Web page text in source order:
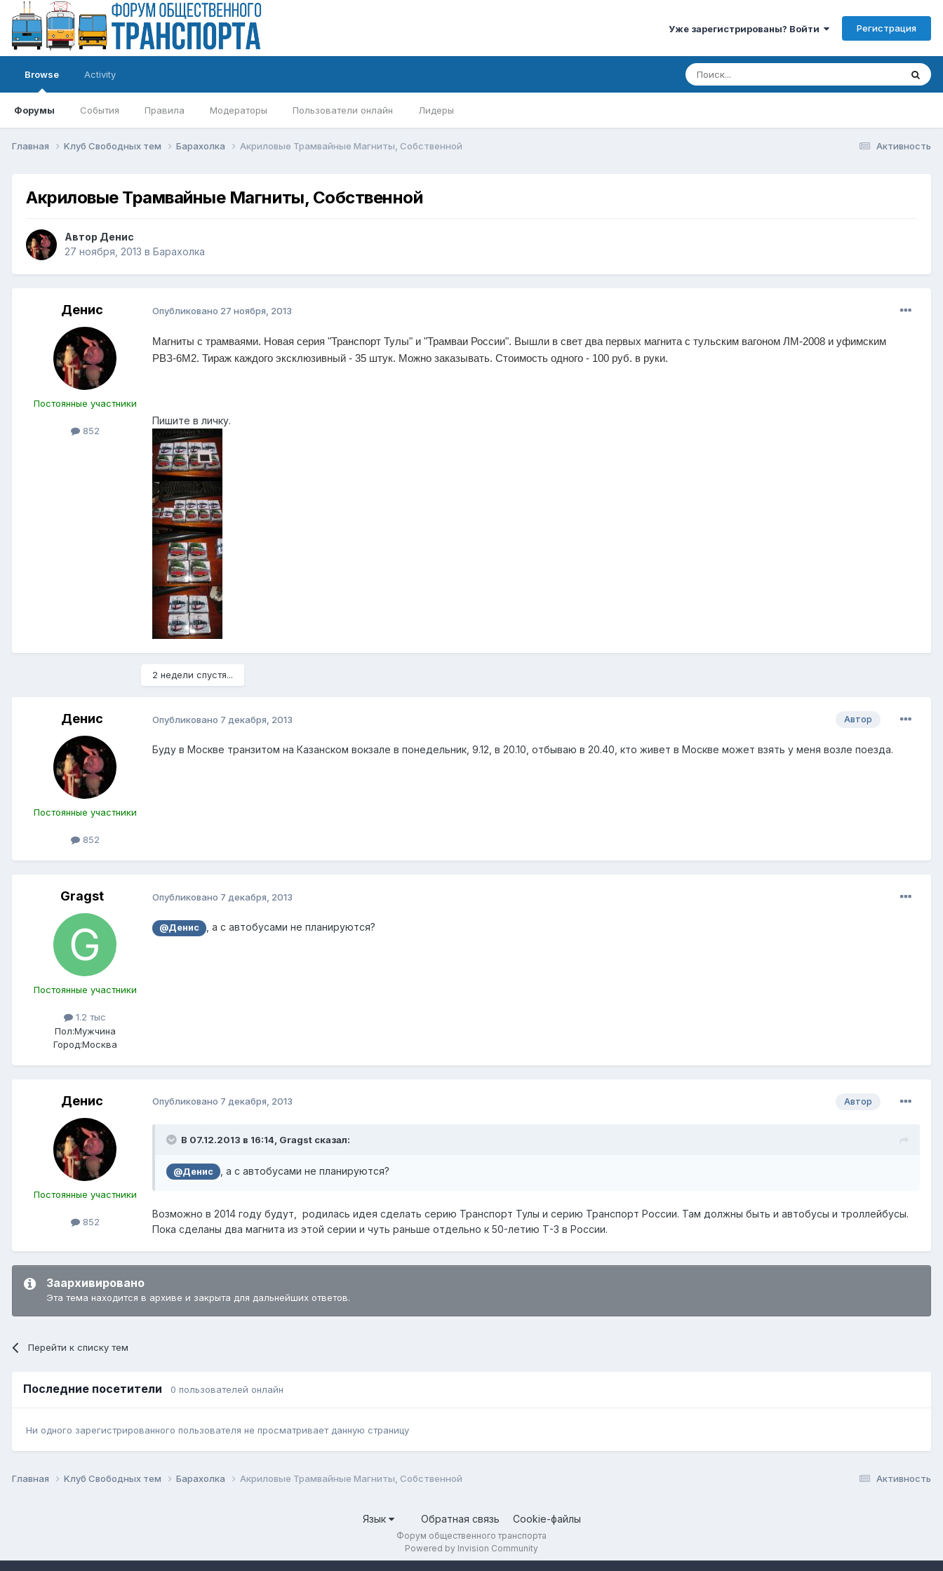
Уже зарегистрированы? Войти Регистрация
Browse
Форумы События Правила Модераторы Пользователи онлайн Лидеры
Activity
Активность
Главная Kлуб Свободных тем Барахолка Акриловые Трамвайные Магниты, Собственной
Акриловые Трамвайные Магниты, Собственной
Автор Денис
27 ноября, 2013 в Барахолка
Денис
Постоянные участники
852
Опубликовано 27 ноября, 2013
Магниты с трамваями. Новая серия "Транспорт Тулы" и "Трамваи России". Вышли в свет два первых магнита с тульским вагоном ЛМ-2008 и уфимским
РВЗ-6М2. Тираж каждого эксклюзивный - 35 штук. Можно заказывать. Стоимость одного - 100 руб. в руки.
Пишите в личку.
2 недели спустя...
Денис
Постоянные участники
852
Автор
Опубликовано 7 декабря, 2013
Буду в Москве транзитом на Казанском вокзале в понедельник, 9.12, в 20.10, отбываю в 20.40, кто живет в Москве может взять у меня возле поезда.
Gragst
Постоянные участники
1.2 тыс
Пол:Мужчина
Город:Москва
Опубликовано 7 декабря, 2013
@Денис , а с автобусами не планируются?
Денис
Постоянные участники
852
Автор
Опубликовано 7 декабря, 2013
В 07.12.2013 в 16:14, Gragst сказал:
@Денис , а с автобусами не планируются?
Возможно в 2014 году будут, родилась идея сделать серию Транспорт Тулы и серию Транспорт России. Там должны быть и автобусы и троллейбусы.
Пока сделаны два магнита из этой серии и чуть раньше отдельно к 50-летию Т-3 в России.
Заархивировано
Эта тема находится в архиве и закрыта для дальнейших ответов.
Перейти к списку тем
Последние посетители 0 пользователей онлайн
Ни одного зарегистрированного пользователя не просматривает данную страницу
Активность
Главная Kлуб Свободных тем Барахолка Акриловые Трамвайные Магниты, Собственной
Язык Обратная связь Cookie-файлы
Форум общественного транспорта
Powered by Invision Community